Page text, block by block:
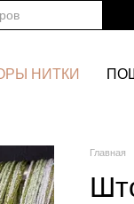
НИТКИ
Главная